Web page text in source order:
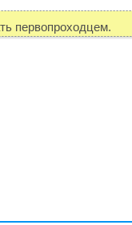
первопроходцем.